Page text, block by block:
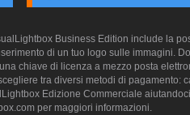
Business Edition include la
di un tuo logo sulle immagini.
chiave di licenza a mezzo posta
tra diversi metodi di pagamento:
Edizione Commerciale
per maggiori informazioni.